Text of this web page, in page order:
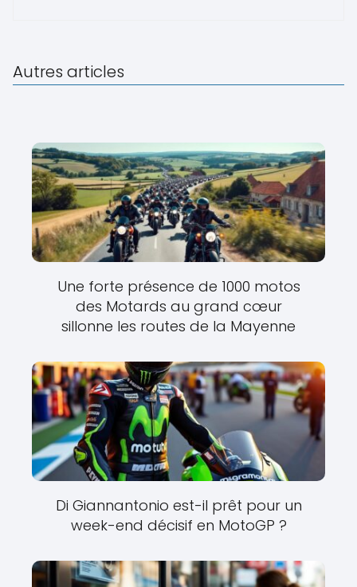
Autres articles
Une forte présence de 1000 motos
des Motards au grand cœur
sillonne les routes de la Mayenne
Di Giannantonio est-il prêt pour un
week-end décisif en MotoGP ?